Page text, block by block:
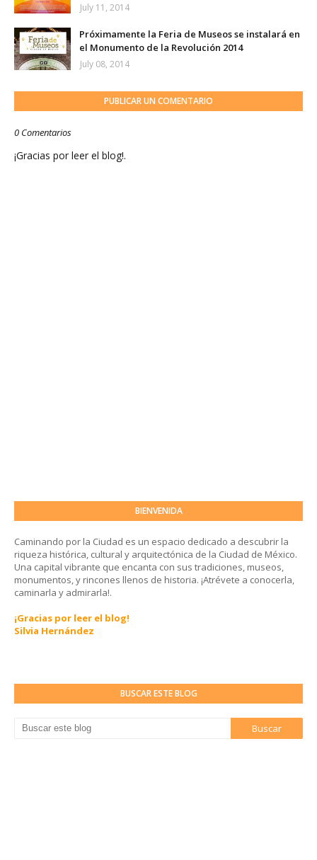
July 11, 2014
Próximamente la Feria de Museos se instalará en
el Monumento de la Revolución 2014
July 08, 2014
PUBLICAR UN COMENTARIO
0 Comentarios
¡Gracias por leer el blog!.
BIENVENIDA
Caminando por la Ciudad es un espacio dedicado a descubrir la
riqueza histórica, cultural y arquitectónica de la Ciudad de México.
Una capital vibrante que encanta con sus tradiciones, museos,
monumentos, y rincones llenos de historia. ¡Atrévete a conocerla,
caminarla y admirarla!.
¡Gracias por leer el blog!
Silvia Hernández
BUSCAR ESTE BLOG